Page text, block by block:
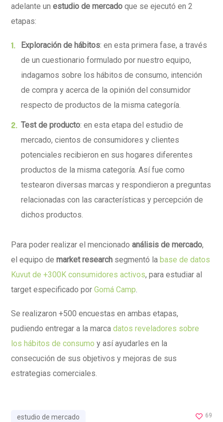
adelante unestudio de mercado que se ejecutó en 2
etapas:
Exploración de hábitos: en esta primera fase, a través
de un cuestionario formulado por nuestro equipo,
indagamos sobre los hábitos de consumo, intención
de compra y acerca de la opinión del consumidor
respecto de productos de la misma categoría.
Test de producto: en esta etapa del estudio de
mercado, cientos de consumidores y clientes
potenciales recibieron en sus hogares diferentes
productos de la misma categoría. Así fue como
testearon diversas marcas y respondieron a preguntas
relacionadas con las características y percepción de
dichos productos.
Para poder realizar el mencionadoanálisis de mercado,
el equipo demarket research segmentó la base de datos
Kuvut de +300K consumidores activos, para estudiar al
target especificado porGomá Camp.
Se realizaron +500 encuestas en ambas etapas,
pudiendo entregar a la marcadatos reveladores sobre
los hábitos de consumo yasí ayudarles en la
consecución de sus objetivos y mejoras de sus
estrategias comerciales.
estudio de mercado 69